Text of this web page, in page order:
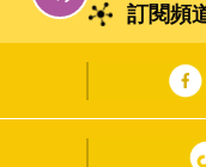
訂閱頻